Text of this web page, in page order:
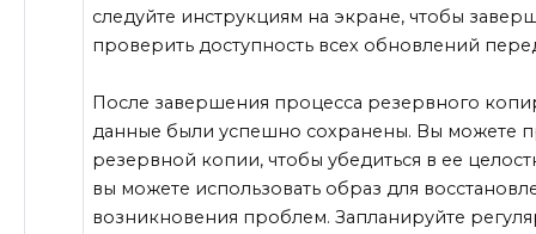
следуйте инструкциям на экране, чтобы
проверить доступность всех обновлений
После завершения процесса резервного
данные были успешно сохранены. Вы можете
резервной копии, чтобы убедиться в ее
вы можете использовать образ для
возникновения проблем. Запланируйте